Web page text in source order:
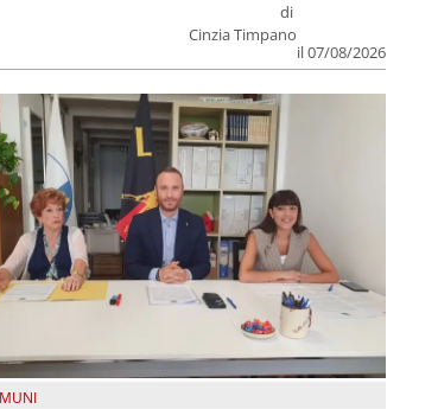
di
Cinzia Timpano
il 07/08/2026